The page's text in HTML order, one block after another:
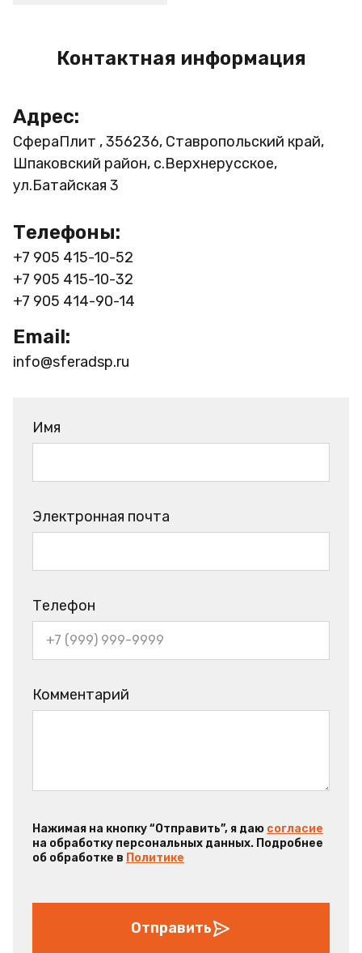
Контактная информация
Адрес:
СфераПлит , 356236, Ставропольский край,
Шпаковский район, с.Верхнерусское,
ул.Батайская 3
Телефоны:
+7 905 415-10-52
+7 905 415-10-32
+7 905 414-90-14
Email:
info@sferadsp.ru
Имя
Электронная почта
Телефон
Комментарий
Нажимая на кнопку “Отправить”, я даю согласие
на обработку персональных данных. Подробнее
об обработке в Политике
Отправить